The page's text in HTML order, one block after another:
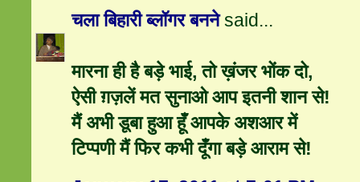
चला बिहारी ब्लॉगर बननेsaid...
मारना ही है बड़े भाई, तो ख़ंजर भोंक दो,
ऐसी ग़ज़लें मत सुनाओ आप इतनी शान से!
मैं अभी डूबा हुआ हूँ आपके अशआर में
टिप्पणी मैं फिर कभी दूँगा बड़े आराम से!